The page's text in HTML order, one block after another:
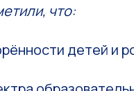
что:
детей и